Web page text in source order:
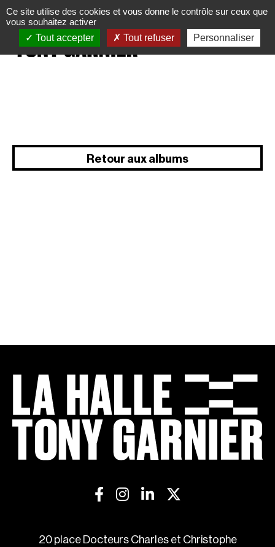
Retour aux albums
20 place Docteurs Charles et Christophe
Panneau de gestion des cookies
Ce site utilise des cookies et vous donne le contrôle sur ceux que
vous souhaitez activer
Tout accepter
Tout refuser Personnaliser